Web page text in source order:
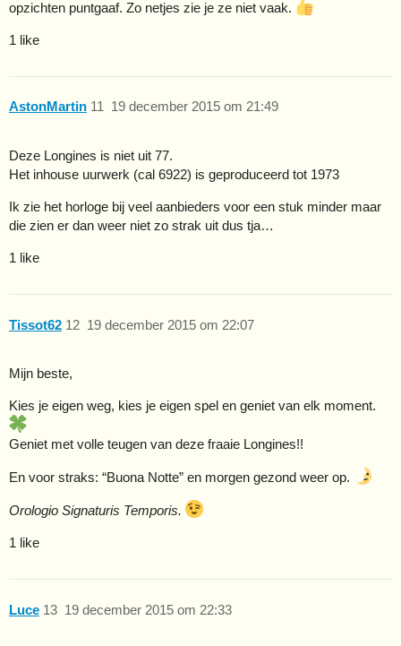
opzichten puntgaaf. Zo netjes zie je ze niet vaak.
1 like
AstonMartin 19 december 2015 om 21:49
11
Deze Longines is niet uit 77.
Het inhouse uurwerk (cal 6922) is geproduceerd tot 1973
Ik zie het horloge bij veel aanbieders voor een stuk minder maar
die zien er dan weer niet zo strak uit dus tja…
1 like
Tissot62 19 december 2015 om 22:07
12
Mijn beste,
Kies je eigen weg, kies je eigen spel en geniet van elk moment.
Geniet met volle teugen van deze fraaie Longines!!
En voor straks: “Buona Notte” en morgen gezond weer op.
Orologio Signaturis Temporis.
1 like
Luce 19 december 2015 om 22:33
13